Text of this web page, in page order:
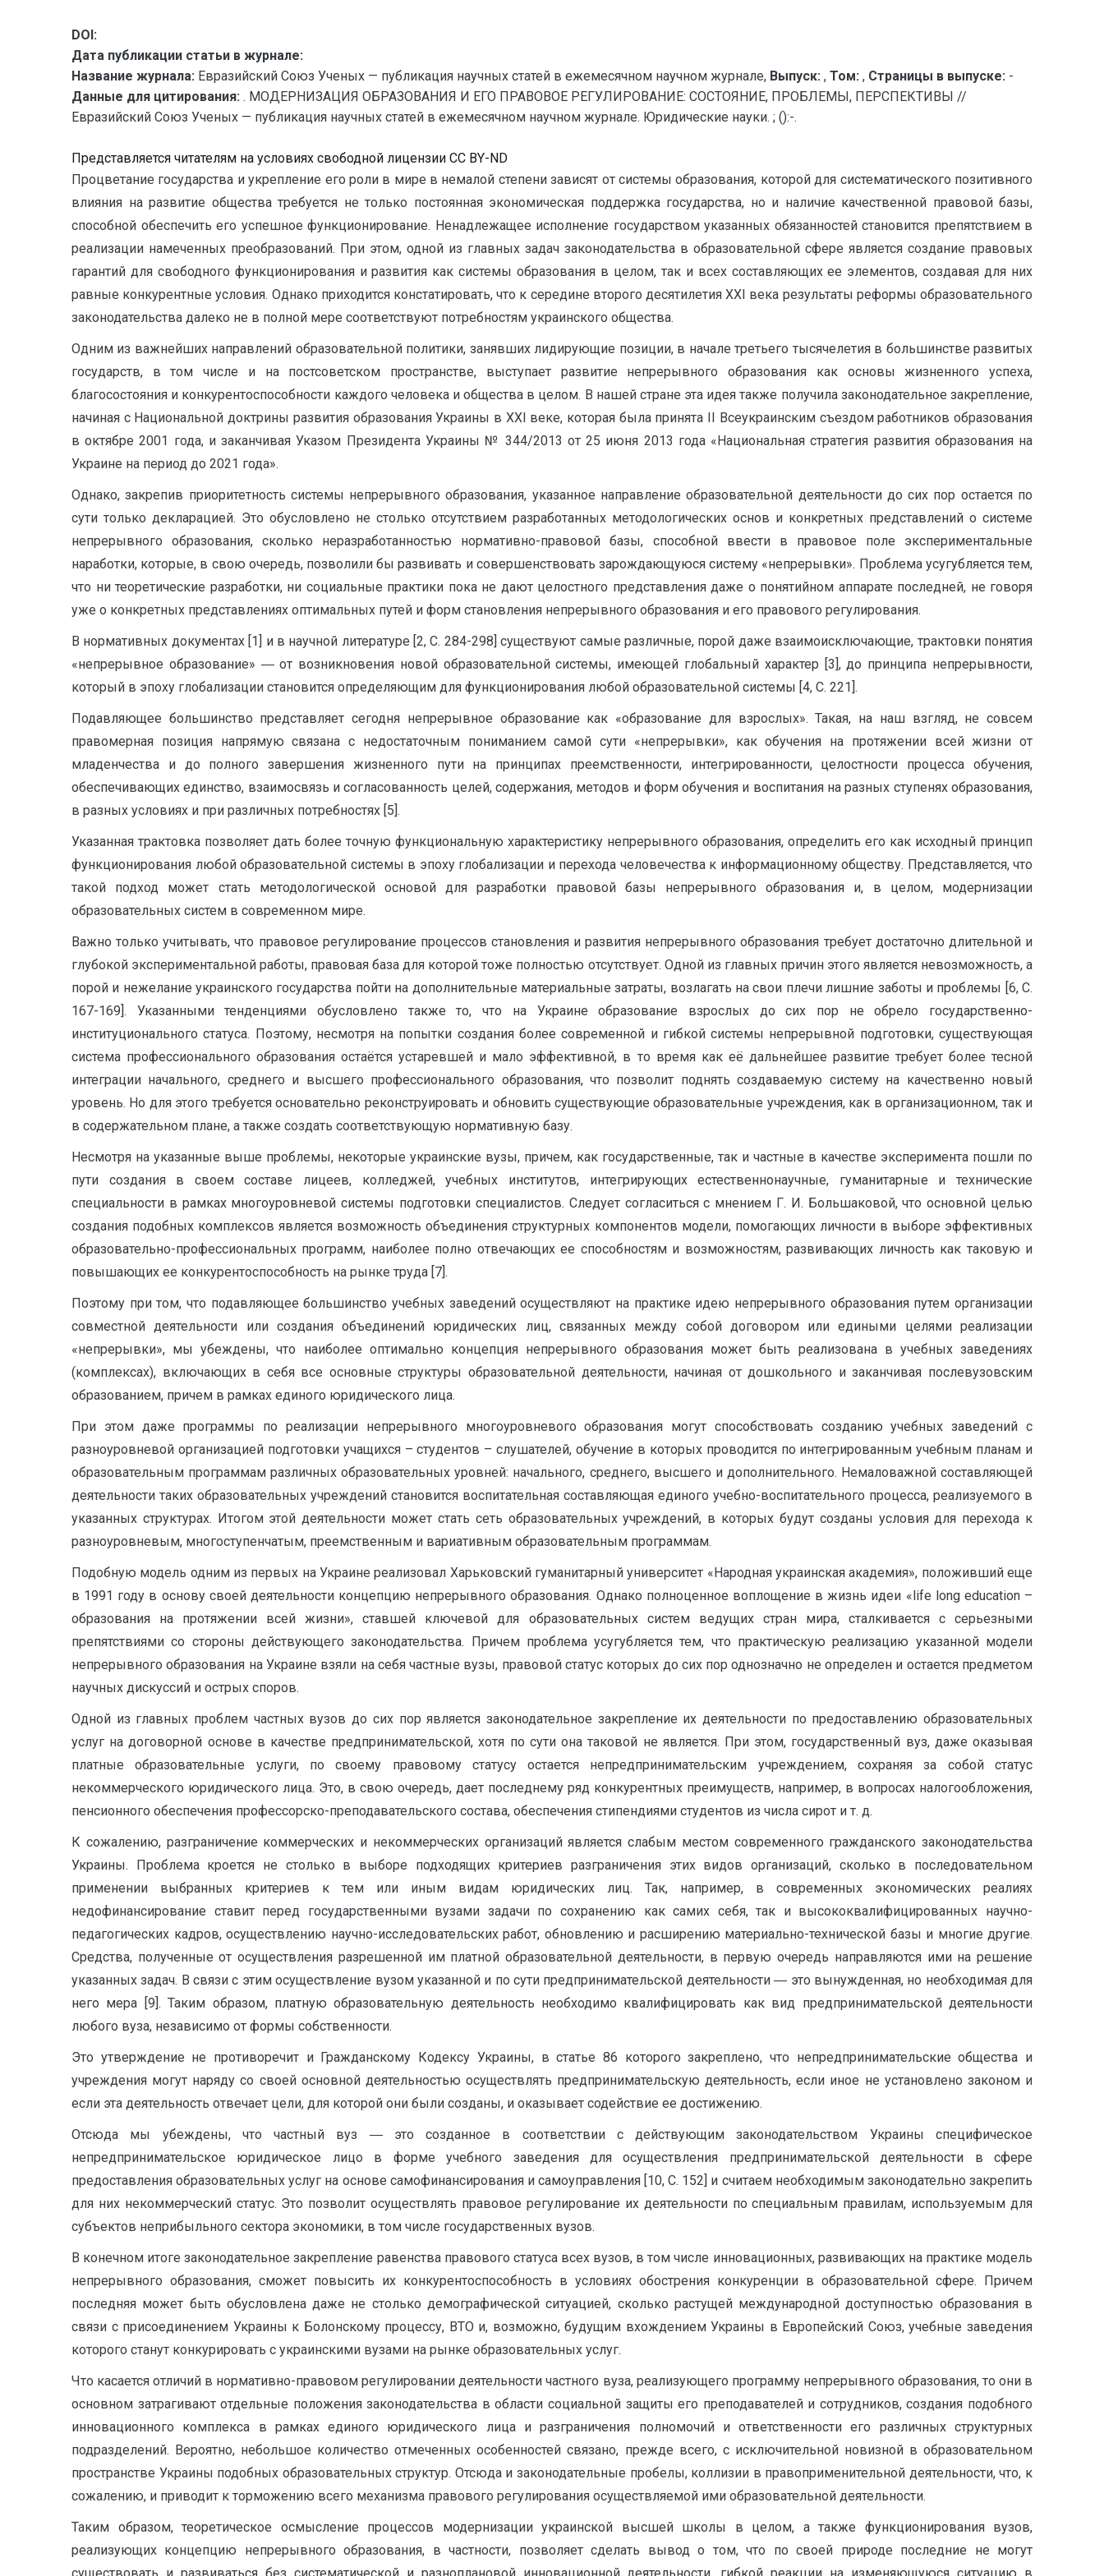
DOI:
Дата публикации статьи в журнале:
Название журнала: Евразийский Союз Ученых — публикация научных статей в ежемесячном научном журнале, Выпуск: , Том: , Страницы в выпуске: -
Данные для цитирования: . МОДЕРНИЗАЦИЯ ОБРАЗОВАНИЯ И ЕГО ПРАВОВОЕ РЕГУЛИРОВАНИЕ: СОСТОЯНИЕ, ПРОБЛЕМЫ, ПЕРСПЕКТИВЫ //
Евразийский Союз Ученых — публикация научных статей в ежемесячном научном журнале. Юридические науки. ; ():-.
Представляется читателям на условиях свободной лицензии CC BY-ND
Процветание государства и укрепление его роли в мире в немалой степени зависят от системы образования, которой для систематического позитивного
влияния на развитие общества требуется не только постоянная экономическая поддержка государства, но и наличие качественной правовой базы,
способной обеспечить его успешное функционирование. Ненадлежащее исполнение государством указанных обязанностей становится препятствием в
реализации намеченных преобразований. При этом, одной из главных задач законодательства в образовательной сфере является создание правовых
гарантий для свободного функциониро­вания и развития как системы образования в целом, так и всех составляющих ее элементов, создавая для них
равные конкурентные условия. Однако приходится констатировать, что к середине второго десятилетия XXI века результаты реформы образовательного
законодательства далеко не в полной мере соответствуют потребностям украинского общества.
Одним из важнейших направлений образовательной политики, занявших лидирующие позиции, в начале третьего тысячелетия в большинстве развитых
государств, в том числе и на постсоветском пространстве, выступает развитие непрерывного образования как основы жизненного успеха,
благосостояния и конкурентоспособности каждого человека и общества в целом. В нашей стране эта идея также получила законодательное закрепление,
начиная с Национальной доктрины развития образования Украины в XXI веке, которая была принята II Всеукраинским съездом работников образования
в октябре 2001 года, и заканчивая Указом Президента Украины № 344/2013 от 25 июня 2013 года «Национальная стратегия развития образования на
Украине на период до 2021 года».
Однако, закрепив приоритетность системы непрерывного образования, указанное направление образовательной деятельности до сих пор остается по
сути только декларацией. Это обусловлено не столько отсутствием разработанных методологических основ и конкретных представлений о системе
непрерывного образования, сколько неразработанностью нормативно-правовой базы, способной ввести в правовое поле экспериментальные
наработки, которые, в свою очередь, позволили бы развивать и совершенствовать зарождающуюся систему «непрерывки». Проблема усугубляется тем,
что ни теоретические разработки, ни социальные практики пока не дают целостного представления даже о понятийном аппарате последней, не говоря
уже о конкретных представлениях оптимальных путей и форм становления непрерывного образования и его правового регулирования.
В нормативных документах [1] и в научной литературе [2, С. 284-298] существуют самые различные, порой даже взаимоисключающие, трактовки понятия
«непрерывное образование» ― от возникновения новой образовательной системы, имеющей глобальный характер [3], до принципа непрерывности,
который в эпоху глобализации становится определяющим для функционирования любой образовательной системы [4, С. 221].
Подавляющее большинство представляет сегодня непрерывное образование как «образование для взрослых». Такая, на наш взгляд, не совсем
правомерная позиция напрямую связана с недостаточным пониманием самой сути «непрерывки», как обучения на протяжении всей жизни от
младенчества и до полного завершения жизненного пути на принципах преемственности, интегрированности, целостности процесса обучения,
обеспечивающих единство, взаимосвязь и согласованность целей, содержания, методов и форм обучения и воспитания на разных ступенях образования,
в разных условиях и при различных потребностях [5].
Указанная трактовка позволяет дать более точную функциональную характеристику непрерывного образования, определить его как исходный принцип
функционирования любой образовательной системы в эпоху глобализации и перехода человечества к информационному обществу. Представляется, что
такой подход может стать методологической основой для разработки правовой базы непрерывного образования и, в целом, модернизации
образовательных систем в современном мире.
Важно только учитывать, что правовое регулирование процессов становления и развития непрерывного образования требует достаточно длительной и
глубокой экспериментальной работы, правовая база для которой тоже полностью отсутствует. Одной из главных причин этого является невозможность, а
порой и нежелание украинского государства пойти на дополнительные материальные затраты, возлагать на свои плечи лишние заботы и проблемы [6, С.
167-169]. Указанными тенденциями обусловлено также то, что на Украине образование взрослых до сих пор не обрело государственно-
институционального статуса. Поэтому, несмотря на попытки создания более современной и гибкой системы непрерывной подготовки, существующая
система профессионального образования остаётся устаревшей и мало эффективной, в то время как её дальнейшее развитие требует более тесной
интеграции начального, среднего и высшего профессионального образования, что позволит поднять создаваемую систему на качественно новый
уровень. Но для этого требуется основательно реконструировать и обновить существующие образовательные учреждения, как в организационном, так и
в содержательном плане, а также создать соответствующую нормативную базу.
Несмотря на указанные выше проблемы, некоторые украинские вузы, причем, как государственные, так и частные в качестве эксперимента пошли по
пути создания в своем составе лицеев, колледжей, учебных институтов, интегрирующих естественнонаучные, гуманитарные и технические
специальности в рамках многоуровневой системы подготовки специалистов. Следует согласиться с мнением Г. И. Большаковой, что основной целью
создания подобных комплексов является возможность объединения структурных компонентов модели, помогающих личности в выборе эффективных
образовательно-профессиональных программ, наиболее полно отвечающих ее способностям и возможностям, развивающих личность как таковую и
повышающих ее конкурентоспособность на рынке труда [7].
Поэтому при том, что подавляющее большинство учебных заведений осуществляют на практике идею непрерывного образования путем организации
совместной деятельности или создания объединений юридических лиц, связанных между собой договором или едиными целями реализации
«непрерывки», мы убеждены, что наиболее оптимально концепция непрерывного образования может быть реализована в учебных заведениях
(комплексах), включающих в себя все основные структуры образовательной деятельности, начиная от дошкольного и заканчивая послевузовским
образованием, причем в рамках единого юридического лица.
При этом даже программы по реализации непрерывного многоуровневого образования могут способствовать созданию учебных заведений с
разноуровневой организацией подготовки учащихся – студентов – слушателей, обучение в которых проводится по интегрированным учебным планам и
образовательным программам различных образовательных уровней: начального, среднего, высшего и дополнительного. Немаловажной составляющей
деятельности таких образовательных учреждений становится воспитательная составляющая единого учебно-воспитательного процесса, реализуемого в
указанных структурах. Итогом этой деятельности может стать сеть образовательных учреждений, в которых будут созданы условия для перехода к
разноуровневым, многоступенчатым, преемственным и вариативным образовательным программам.
Подобную модель одним из первых на Украине реализовал Харьковский гуманитарный университет «Народная украинская академия», положивший еще
в 1991 году в основу своей деятельности концепцию непрерывного образования. Однако полноценное воплощение в жизнь идеи «life long education –
образования на протяжении всей жизни», ставшей ключевой для образовательных систе­м ведущих стран мира, сталкивается с серьезными
препятствиями со стороны действующего законодательства. Причем проблема усугубляется тем, что практическую реализацию указанной модели
непрерывного образования на Украине взяли на себя частные вузы, правовой статус которых до сих пор однозначно не определен и остается предметом
научных дискуссий и острых споров.
Одной из главных проблем частных вузов до сих пор является законодательное закрепление их деятельности по предоставлению образовательных
услуг на договорной основе в качестве предпринимательской, хотя по сути она таковой не является. При этом, государственный вуз, даже оказывая
платные образовательные услуги, по своему правовому статусу остается непредпринимательским учреждением, сохраняя за собой статус
некоммерческого юридического лица. Это, в свою очередь, дает последнему ряд конкурентных преимуществ, например, в вопросах налогообложения,
пенсионного обеспечения профессорско-преподавательского состава, обеспечения стипендиями студентов из числа сирот и т. д.
К сожалению, разграничение коммерческих и некоммерческих организаций является слабым местом современного гражданского законодательства
Украины. Проблема кроется не столько в выборе подходящих критериев разграничения этих видов организаций, сколько в последовательном
применении выбранных критериев к тем или иным видам юридических лиц. Так, например, в современных экономических реалиях
недофинансирование ставит перед государственными вузами задачи по сохранению как самих себя, так и высококвалифицированных научно-
педагогических кадров, осуществлению научно-исследовательских работ, обновлению и расширению материально-технической базы и многие другие.
Средства, полученные от осуществления разрешенной им платной образовательной деятельности, в первую очередь направляются ими на решение
указанных задач. В связи с этим осуществление вузом указанной и по сути предпринимательской деятельности ― это вынужденная, но необходимая для
него мера [9]. Таким об­разом, платную образовательную дея­тельность необходимо квалифицировать как вид предпринимательской де­ятельности
любого вуза, независимо от формы собственности.
Это утверждение не противоречит и Гражданскому Кодексу Украины, в статье 86 которого закреплено, что непредпринимательские общества и
учреждения могут наряду со своей основной деятельностью осуществлять предпринимательскую деятельность, если иное не установлено законом и
если эта деятельность отвечает цели, для которой они были созданы, и оказывает содействие ее достижению.
Отсюда мы убеждены, что частный вуз ― это созданное в соответствии с действующим законодательством Украины специфическое
непредпринимательское юридическое лицо в форме учебного заведения для осуществления предпринимательской деятельности в сфере
предоставления образовательных услуг на основе самофинансирования и самоуправления [10, С. 152] и считаем необходимым законодательно закрепить
для них некоммерческий статус. Это позволит осуществлять правовое регулирование их деятельности по специальным правилам, используемым для
субъектов неприбыльного сектора экономики, в том числе государственных вузов.
В конечном итоге законодательное закрепление равенства правового статуса всех вузов, в том числе инновационных, развивающих на практике модель
непрерывного образования, сможет повысить их конкурентоспособность в условиях обострения конкуренции в образовательной сфере. Причем
последняя может быть обусловлена даже не столько демографической ситуацией, сколько растущей международной доступностью образования в
связи с присоединением Украины к Болонскому процессу, ВТО и, возможно, будущим вхождением Украины в Европейский Союз, учебные заведения
которого станут конкурировать с украинскими вузами на рынке образовательных услуг.
Что касается отличий в нормативно-правовом регулировании деятельности частного вуза, реализующего программу непрерывного образования, то они в
основном затрагивают отдельные положения законодательства в области социальной защиты его преподавателей и сотрудников, создания подобного
инновационного комплекса в рамках единого юридического лица и разграничения полномочий и ответственности его различных структурных
подразделений. Вероятно, небольшое количество отмеченных особенностей связано, прежде всего, с исключительной новизной в образовательном
пространстве Украины подобных образовательных структур. Отсюда и законодательные пробелы, коллизии в правоприменительной деятельности, что, к
сожалению, и приводит к торможению всего механизма правового регулирования осуществляемой ими образовательной деятельности.
Таким образом, теоретическое осмысление процессов модернизации украинской высшей школы в целом, а также функционирования вузов,
реализующих концепцию непрерывного образования, в частности, позволяет сделать вывод о том, что по своей природе последние не могут